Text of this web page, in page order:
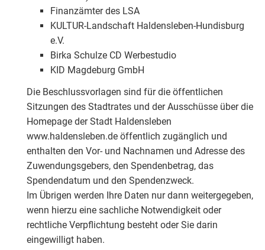
Finanzämter des LSA
KULTUR-Landschaft Haldensleben-Hundisburg
e.V.
Birka Schulze CD Werbestudio
KID Magdeburg GmbH
Die Beschlussvorlagen sind für die öffentlichen
Sitzungen des Stadtrates und der Ausschüsse über die
Homepage der Stadt Haldensleben
www.haldensleben.de öffentlich zugänglich und
enthalten den Vor- und Nachnamen und Adresse des
Zuwendungsgebers, den Spendenbetrag, das
Spendendatum und den Spendenzweck.
Im Übrigen werden Ihre Daten nur dann weitergegeben,
wenn hierzu eine sachliche Notwendigkeit oder
rechtliche Verpflichtung besteht oder Sie darin
eingewilligt haben.